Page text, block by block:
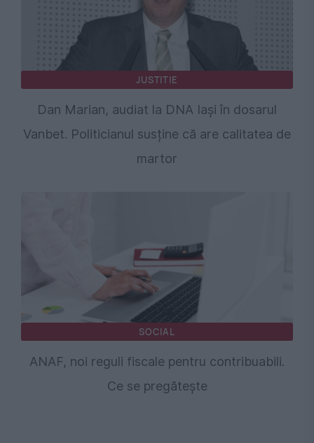
JUSTITIE
Dan Marian, audiat la DNA Iași în dosarul
Vanbet. Politicianul susține că are calitatea de
martor
SOCIAL
ANAF, noi reguli fiscale pentru contribuabili.
Ce se pregătește